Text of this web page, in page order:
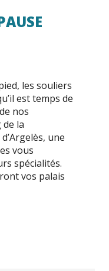
les souliers
est temps de
nos
la
une
vous
spécialités.
vos palais